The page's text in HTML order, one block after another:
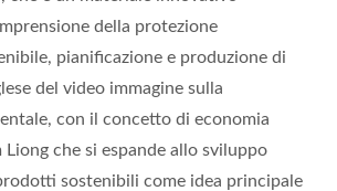
della protezione
pianificazione e produzione di
del video immagine sulla
con il concetto di economia
che si espande allo sviluppo
sostenibili come idea principale